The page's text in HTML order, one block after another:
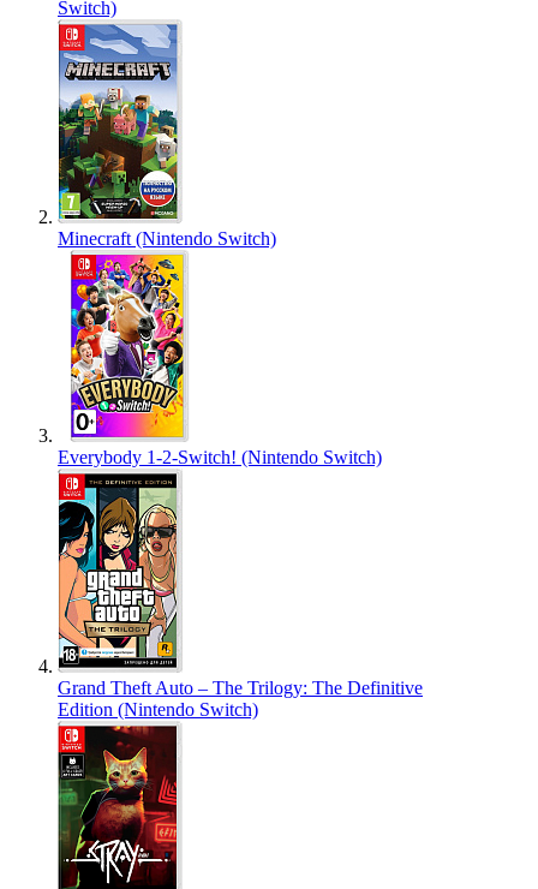
Switch)
Minecraft (Nintendo Switch)
Everybody 1-2-Switch! (Nintendo Switch)
Grand Theft Auto – The Trilogy: The Definitive
Edition (Nintendo Switch)